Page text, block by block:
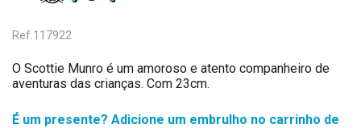
Ref.117922
O Scottie Munro é um amoroso e atento companheiro de
aventuras das crianças. Com 23cm.
É um presente? Adicione um embrulho no carrinho de